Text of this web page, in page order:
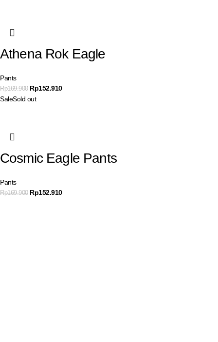
Athena Rok Eagle
Pants
Rp169.900 Rp152.910
SaleSold out
Cosmic Eagle Pants
Pants
Rp169.900 Rp152.910